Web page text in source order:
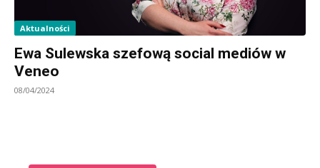
Aktualności
Ewa Sulewska szefową social mediów w
Veneo
08/04/2024